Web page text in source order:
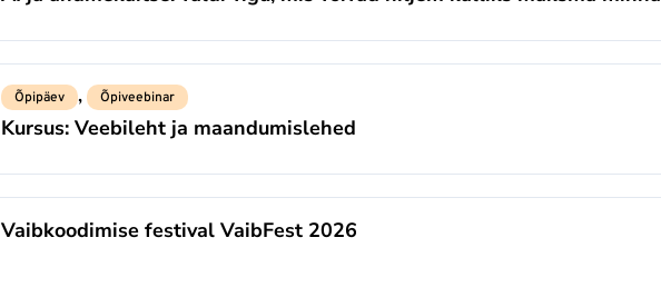
Õpipäev , Õpiveebinar
Kursus: Veebileht ja maandumislehed
Vaibkoodimise festival VaibFest 2026